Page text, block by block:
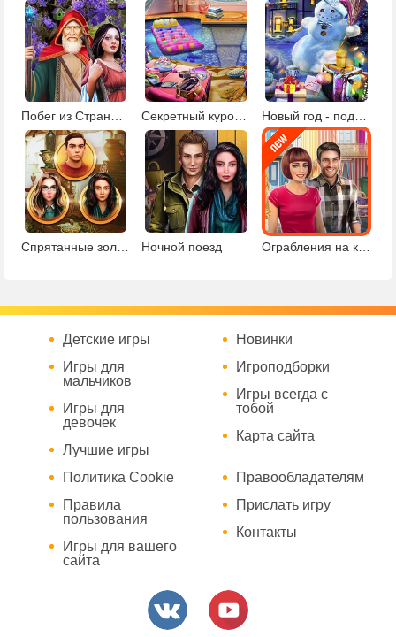
Секретный курорт для знаменитостей
Спрятанные золотые монеты Ночной поезд Ограбления на курорте
Детские игры
Игры для
мальчиков
Игры для
девочек
Лучшие игры
Новинки
Игроподборки
Игры всегда с
тобой
Карта сайта
Политика Cookie
Правила
пользования
Игры для вашего
сайта
Правообладателям
Прислать игру
Контакты